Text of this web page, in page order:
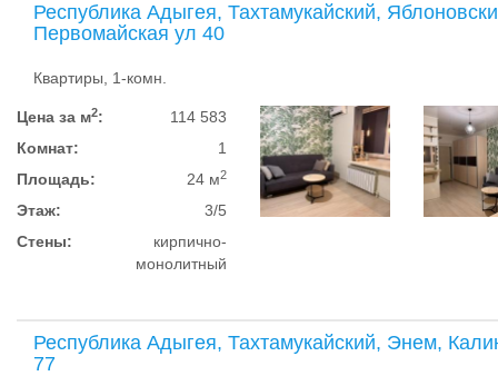
Республика Адыгея, Тахтамукайский,
Первомайская ул 40
Квартиры, 1-комн.
Цена за м2:
114 583
Комнат:
1
Площадь:
24 м2
Этаж:
3/5
Стены:
кирпично-
монолитный
Республика Адыгея, Тахтамукайский, Энем,
77